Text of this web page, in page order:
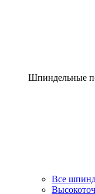
Шпиндельные
Все